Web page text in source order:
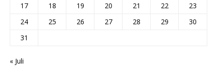
17
18 19 20 21 22
23
24
25 26 27 28 29
30
31
« Juli